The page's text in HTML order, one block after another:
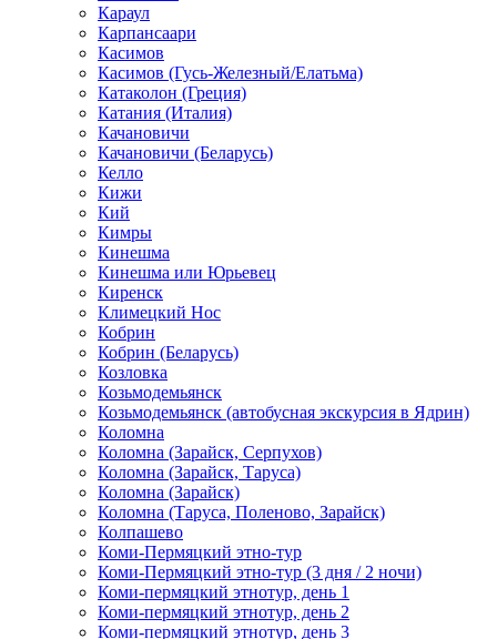
Караул
Карпансаари
Касимов
Касимов (Гусь-Железный/Елатьма)
Катаколон (Греция)
Катания (Италия)
Качановичи
Качановичи (Беларусь)
Келло
Кижи
Кий
Кимры
Кинешма
Кинешма или Юрьевец
Киренск
Климецкий Нос
Кобрин
Кобрин (Беларусь)
Козловка
Козьмодемьянск
Козьмодемьянск (автобусная экскурсия в Ядрин)
Коломна
Коломна (Зарайск, Серпухов)
Коломна (Зарайск, Таруса)
Коломна (Зарайск)
Коломна (Таруса, Поленово, Зарайск)
Колпашево
Коми-Пермяцкий этно-тур
Коми-Пермяцкий этно-тур (3 дня / 2 ночи)
Коми-пермяцкий этнотур, день 1
Коми-пермяцкий этнотур, день 2
Коми-пермяцкий этнотур, день 3